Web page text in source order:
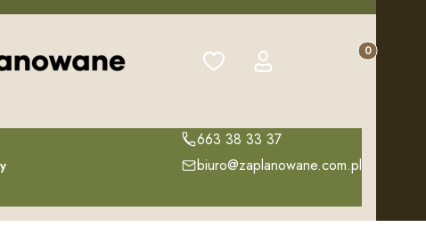
Ulubione Zaloguj się Produkty w
Koszyk
663 38 33 37
biuro@zaplanowane.com.pl